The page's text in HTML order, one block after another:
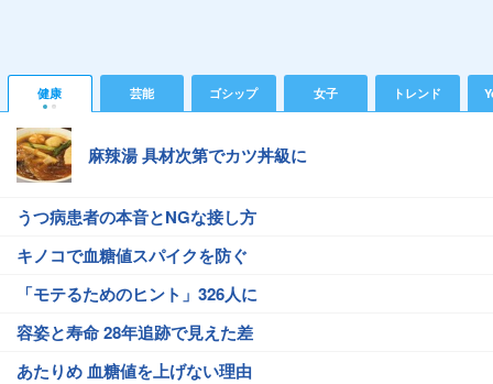
健康 芸能 ゴシップ 女子 トレンド
麻辣湯 具材次第でカツ丼級に
うつ病患者の本音とNGな接し方
キノコで血糖値スパイクを防ぐ
「モテるためのヒント」326人に
容姿と寿命 28年追跡で見えた差
あたりめ 血糖値を上げない理由